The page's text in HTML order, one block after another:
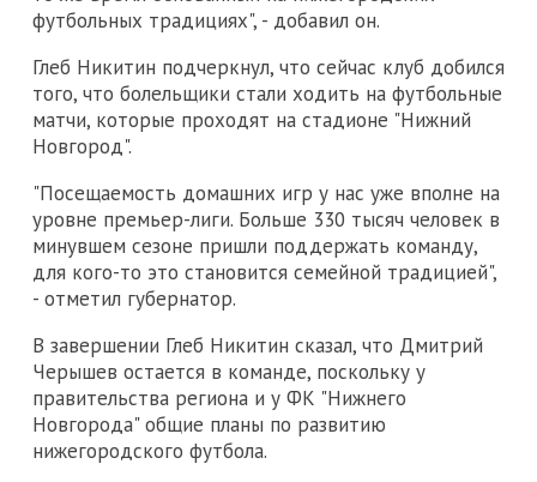
футбольных традициях", - добавил он.
Глеб Никитин подчеркнул, что сейчас клуб добился
того, что болельщики стали ходить на футбольные
матчи, которые проходят на стадионе "Нижний
Новгород".
"Посещаемость домашних игр у нас уже вполне на
уровне премьер-лиги. Больше 330 тысяч человек в
минувшем сезоне пришли поддержать команду,
для кого-то это становится семейной традицией",
- отметил губернатор.
В завершении Глеб Никитин сказал, что Дмитрий
Черышев остается в команде, поскольку у
правительства региона и у ФК "Нижнего
Новгорода" общие планы по развитию
нижегородского футбола.